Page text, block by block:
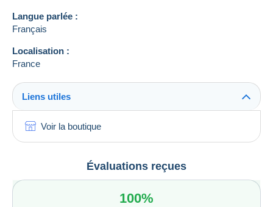
Langue parlée :
Français
Localisation :
France
Liens utiles
Voir la boutique
Évaluations reçues
100%